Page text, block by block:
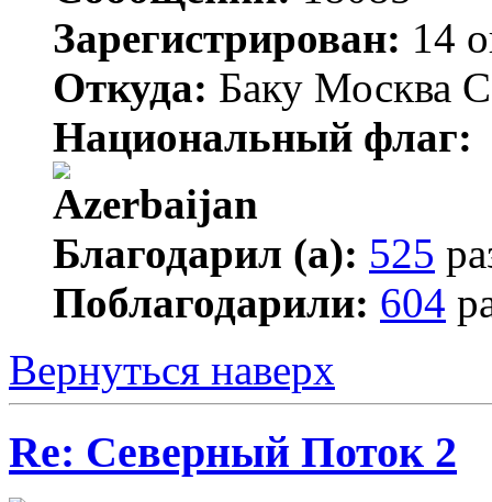
Зарегистрирован: 14
Откуда: Баку Москва
Национальный флаг:
Благодарил (а): 525
Поблагодарили: 604
Вернуться наверх
Re: Северный Поток 2